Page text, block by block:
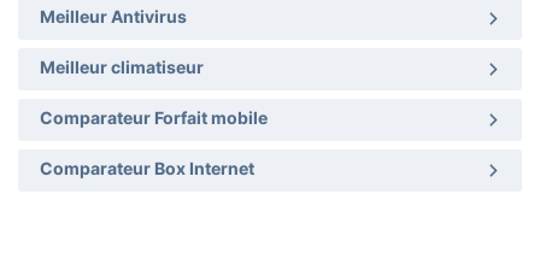
Meilleur Antivirus
Meilleur climatiseur
Comparateur Forfait mobile
Comparateur Box Internet